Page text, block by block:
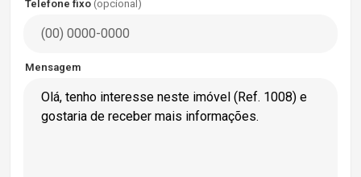
Telefone fixo (opcional)
Mensagem